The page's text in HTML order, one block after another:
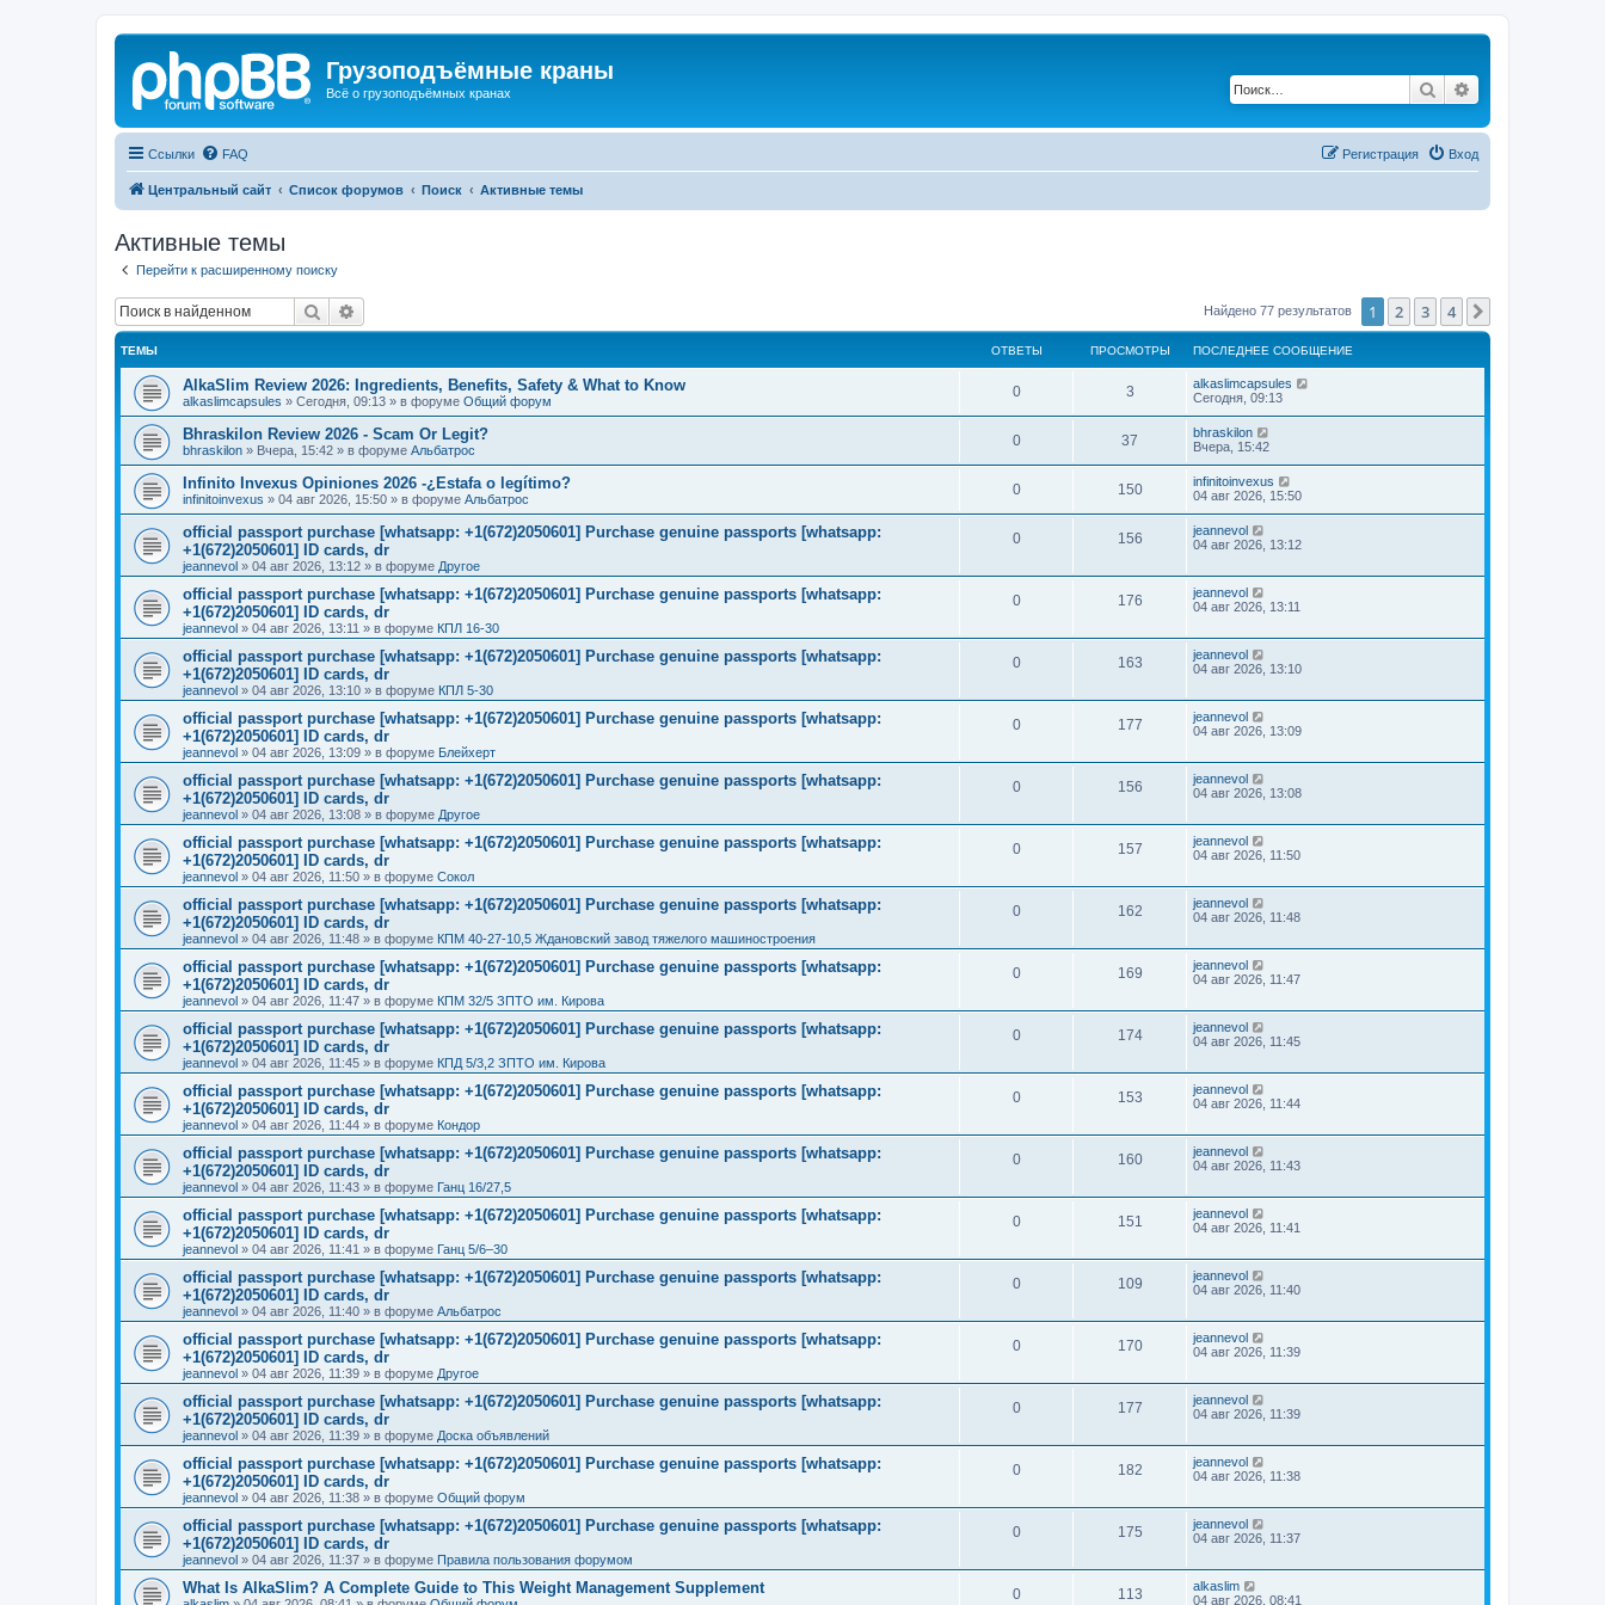
Грузоподъёмные краны
Всё о грузоподъёмных кранах Поиск
Ссылки FAQ Вход
Регистрация
Центральный сайт Список форумов Поиск Активные темы
Активные темы
Перейти к расширенному поиску
Поиск Найдено 77 результатов 1 2 3 4
ТЕМЫ ОТВЕТЫ ПРОСМОТРЫ ПОСЛЕДНЕЕ СООБЩЕНИЕ
AlkaSlim Review 2026: Ingredients, Benefits, Safety & What to Know
alkaslimcapsules » Сегодня, 09:13 » в форуме Общий форум
0 3
alkaslimcapsules
Сегодня, 09:13
Bhraskilon Review 2026 - Scam Or Legit?
bhraskilon » Вчера, 15:42 » в форуме Альбатрос
0 37
bhraskilon
Вчера, 15:42
Infinito Invexus Opiniones 2026 -¿Estafa o legítimo?
infinitoinvexus » 04 авг 2026, 15:50 » в форуме Альбатрос
0 150
infinitoinvexus
04 авг 2026, 15:50
official passport purchase [whatsapp: +1(672)2050601] Purchase genuine passports [whatsapp:
+1(672)2050601] ID cards, dr
jeannevol » 04 авг 2026, 13:12 » в форуме Другое
0 156
jeannevol
04 авг 2026, 13:12
official passport purchase [whatsapp: +1(672)2050601] Purchase genuine passports [whatsapp:
+1(672)2050601] ID cards, dr
jeannevol » 04 авг 2026, 13:11 » в форуме КПЛ 16-30
0 176
jeannevol
04 авг 2026, 13:11
official passport purchase [whatsapp: +1(672)2050601] Purchase genuine passports [whatsapp:
+1(672)2050601] ID cards, dr
jeannevol » 04 авг 2026, 13:10 » в форуме КПЛ 5-30
0 163
jeannevol
04 авг 2026, 13:10
official passport purchase [whatsapp: +1(672)2050601] Purchase genuine passports [whatsapp:
+1(672)2050601] ID cards, dr
jeannevol » 04 авг 2026, 13:09 » в форуме Блейхерт
0 177
jeannevol
04 авг 2026, 13:09
official passport purchase [whatsapp: +1(672)2050601] Purchase genuine passports [whatsapp:
+1(672)2050601] ID cards, dr
jeannevol » 04 авг 2026, 13:08 » в форуме Другое
0 156
jeannevol
04 авг 2026, 13:08
official passport purchase [whatsapp: +1(672)2050601] Purchase genuine passports [whatsapp:
+1(672)2050601] ID cards, dr
jeannevol » 04 авг 2026, 11:50 » в форуме Сокол
0 157
jeannevol
04 авг 2026, 11:50
official passport purchase [whatsapp: +1(672)2050601] Purchase genuine passports [whatsapp:
+1(672)2050601] ID cards, dr
jeannevol » 04 авг 2026, 11:48 » в форуме КПМ 40-27-10,5 Ждановский завод тяжелого машиностроения
0 162
jeannevol
04 авг 2026, 11:48
official passport purchase [whatsapp: +1(672)2050601] Purchase genuine passports [whatsapp:
+1(672)2050601] ID cards, dr
jeannevol » 04 авг 2026, 11:47 » в форуме КПМ 32/5 ЗПТО им. Кирова
0 169
jeannevol
04 авг 2026, 11:47
official passport purchase [whatsapp: +1(672)2050601] Purchase genuine passports [whatsapp:
+1(672)2050601] ID cards, dr
jeannevol » 04 авг 2026, 11:45 » в форуме КПД 5/3,2 ЗПТО им. Кирова
0 174
jeannevol
04 авг 2026, 11:45
official passport purchase [whatsapp: +1(672)2050601] Purchase genuine passports [whatsapp:
+1(672)2050601] ID cards, dr
jeannevol » 04 авг 2026, 11:44 » в форуме Кондор
0 153
jeannevol
04 авг 2026, 11:44
official passport purchase [whatsapp: +1(672)2050601] Purchase genuine passports [whatsapp:
+1(672)2050601] ID cards, dr
jeannevol » 04 авг 2026, 11:43 » в форуме Ганц 16/27,5
0 160
jeannevol
04 авг 2026, 11:43
official passport purchase [whatsapp: +1(672)2050601] Purchase genuine passports [whatsapp:
+1(672)2050601] ID cards, dr
jeannevol » 04 авг 2026, 11:41 » в форуме Ганц 5/6–30
0 151
jeannevol
04 авг 2026, 11:41
official passport purchase [whatsapp: +1(672)2050601] Purchase genuine passports [whatsapp:
+1(672)2050601] ID cards, dr
jeannevol » 04 авг 2026, 11:40 » в форуме Альбатрос
0 109
jeannevol
04 авг 2026, 11:40
official passport purchase [whatsapp: +1(672)2050601] Purchase genuine passports [whatsapp:
+1(672)2050601] ID cards, dr
jeannevol » 04 авг 2026, 11:39 » в форуме Другое
0 170
jeannevol
04 авг 2026, 11:39
official passport purchase [whatsapp: +1(672)2050601] Purchase genuine passports [whatsapp:
+1(672)2050601] ID cards, dr
jeannevol » 04 авг 2026, 11:39 » в форуме Доска объявлений
0 177
jeannevol
04 авг 2026, 11:39
official passport purchase [whatsapp: +1(672)2050601] Purchase genuine passports [whatsapp:
+1(672)2050601] ID cards, dr
jeannevol » 04 авг 2026, 11:38 » в форуме Общий форум
0 182
jeannevol
04 авг 2026, 11:38
official passport purchase [whatsapp: +1(672)2050601] Purchase genuine passports [whatsapp:
+1(672)2050601] ID cards, dr
jeannevol » 04 авг 2026, 11:37 » в форуме Правила пользования форумом
0 175
jeannevol
04 авг 2026, 11:37
What Is AlkaSlim? A Complete Guide to This Weight Management Supplement 0 113
alkaslim
04 авг 2026, 08:41